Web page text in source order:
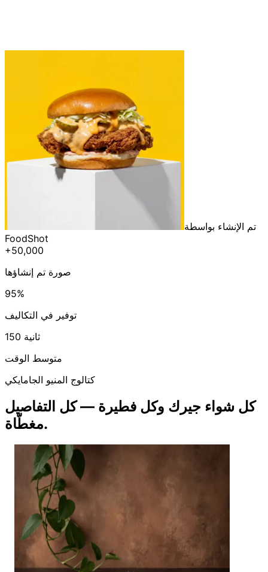
تم الإنشاء بواسطة
FoodShot
+50,000
صورة تم إنشاؤها
95%
توفير في التكاليف
150 ثانية
متوسط الوقت
كتالوج المنيو الجامايكي
كل شواء جيرك وكل فطيرة — كل التفاصيل
مغطّاة.